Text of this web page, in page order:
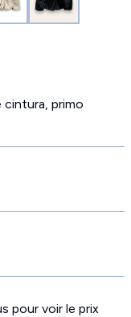
primo
pour voir le prix